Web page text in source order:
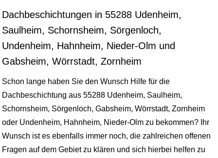
Dachbeschichtungen in 55288 Udenheim,
Saulheim, Schornsheim, Sörgenloch,
Undenheim, Hahnheim, Nieder-Olm und
Gabsheim, Wörrstadt, Zornheim
Schon lange haben Sie den Wunsch Hilfe für die
Dachbeschichtung aus 55288 Udenheim, Saulheim,
Schornsheim, Sörgenloch, Gabsheim, Wörrstadt, Zornheim
oder Undenheim, Hahnheim, Nieder-Olm zu bekommen? Ihr
Wunsch ist es ebenfalls immer noch, die zahlreichen offenen
Fragen auf dem Gebiet zu klären und sich hierbei helfen zu